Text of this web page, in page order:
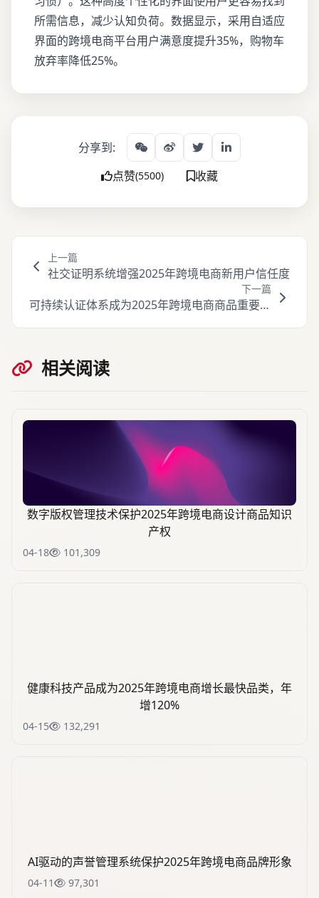
所需信息，减少认知负荷。数据显示，采用自适应
界面的跨境电商平台用户满意度提升35%，购物车
放弃率降低25%。
分享到:
点赞(5500) 收藏
上一篇
社交证明系统增强2025年跨境电商新用户信任度
下一篇
可持续认证体系成为2025年跨境电商商品重要卖
相关阅读
数字版权管理技术保护2025年跨境电商设计商品知识
产权
04-18 101,309
健康科技产品成为2025年跨境电商增长最快品类，年
增120%
04-15 132,291
AI驱动的声誉管理系统保护2025年跨境电商品牌形象
04-11 97,301